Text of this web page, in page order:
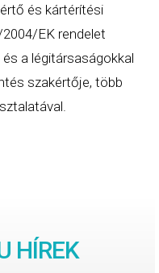
és kártérítési
EK rendelet
a légitársaságokkal
szakértője, több
HÍREK